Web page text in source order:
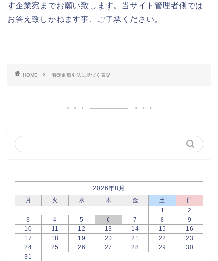
す企業宛までお願い致します。当サイト管理者側では
お答え致しかねます事、ご了承ください。
HOME 特定商取引法に基づく表記
2026年8月
月
火 水 木 金 土
日
1
2
3
4 5 6 7 8
9
10
11 12 13 14 15
16
17
18 19 20 21 22
23
24
25 26 27 28 29
30
31